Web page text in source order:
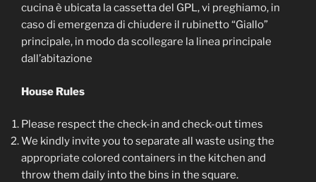
cucina è ubicata la cassetta del GPL, vi preghiamo, in
caso di emergenza di chiudere il rubinetto “Giallo”
principale, in modo da scollegare la linea principale
dall’abitazione
House Rules
Please respect the check-in and check-out times
We kindly invite you to separate all waste using the
appropriate colored containers in the kitchen and
throw them daily into the bins in the square.